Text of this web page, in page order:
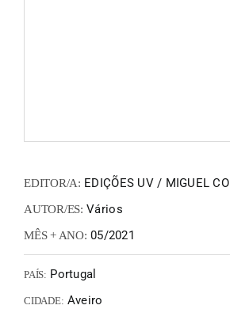
EDITOR/A: EDIÇÕES UV / MIGUEL
AUTOR/ES: Vários
MÊS + ANO: 05/2021
PAÍS: Portugal
CIDADE: Aveiro